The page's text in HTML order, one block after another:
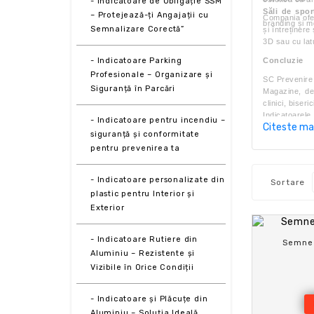
– Protejează-ți Angajații cu
Semnalizare Corectă”
- Indicatoare Parking
Profesionale – Organizare și
Siguranță în Parcări
- Indicatoare pentru incendiu –
siguranță și conformitate
pentru prevenirea ta
- Indicatoare personalizate din
plastic pentru Interior și
Exterior
- Indicatoare Rutiere din
Aluminiu – Rezistente și
Vizibile în Orice Condiții
- Indicatoare și Plăcuțe din
Săli de
branding și
Compania
și întreținere
3D sau cu
Concluzie
SC
Magazine,
clinici,
întreținere,
Citeste
Sortare